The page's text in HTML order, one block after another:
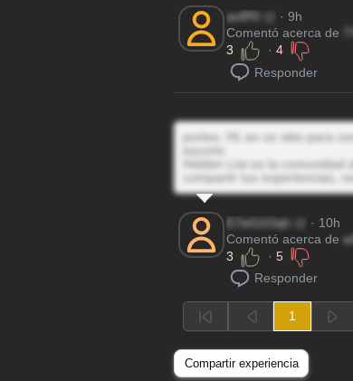
aofP0
· 9h
Comentó acerca de
3
· 4
Responder
portes, HL es un sitio para
escorts
Hidden List es la
compartir tus experiencias,
E7eG1Oqh
· 10h
Comentó acerca de
3
· 5
Responder
1